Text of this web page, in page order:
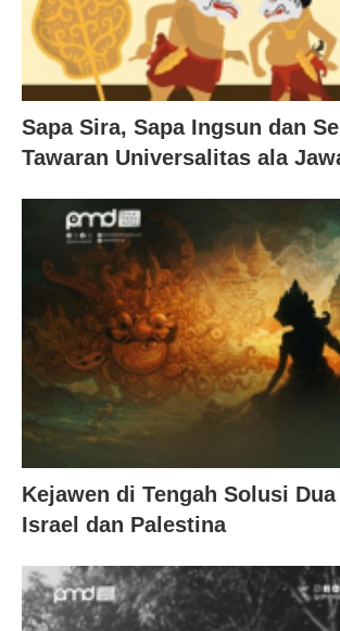
Sapa Sira, Sapa Ingsun dan
Tawaran Universalitas ala
Kejawen di Tengah Solusi Dua
Israel dan Palestina